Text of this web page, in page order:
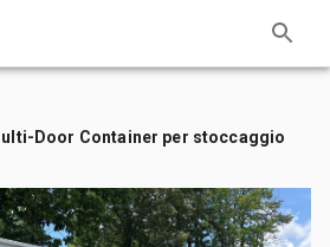
Door Container per stoccaggio